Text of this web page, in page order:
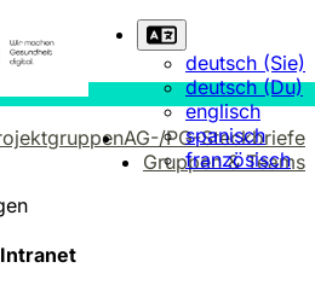
deutsch (Sie)
deutsch (Du)
englisch
spanisch
französisch
AG-/PG-Steckbriefe
Gruppen & Teams